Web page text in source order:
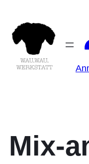
Mix-